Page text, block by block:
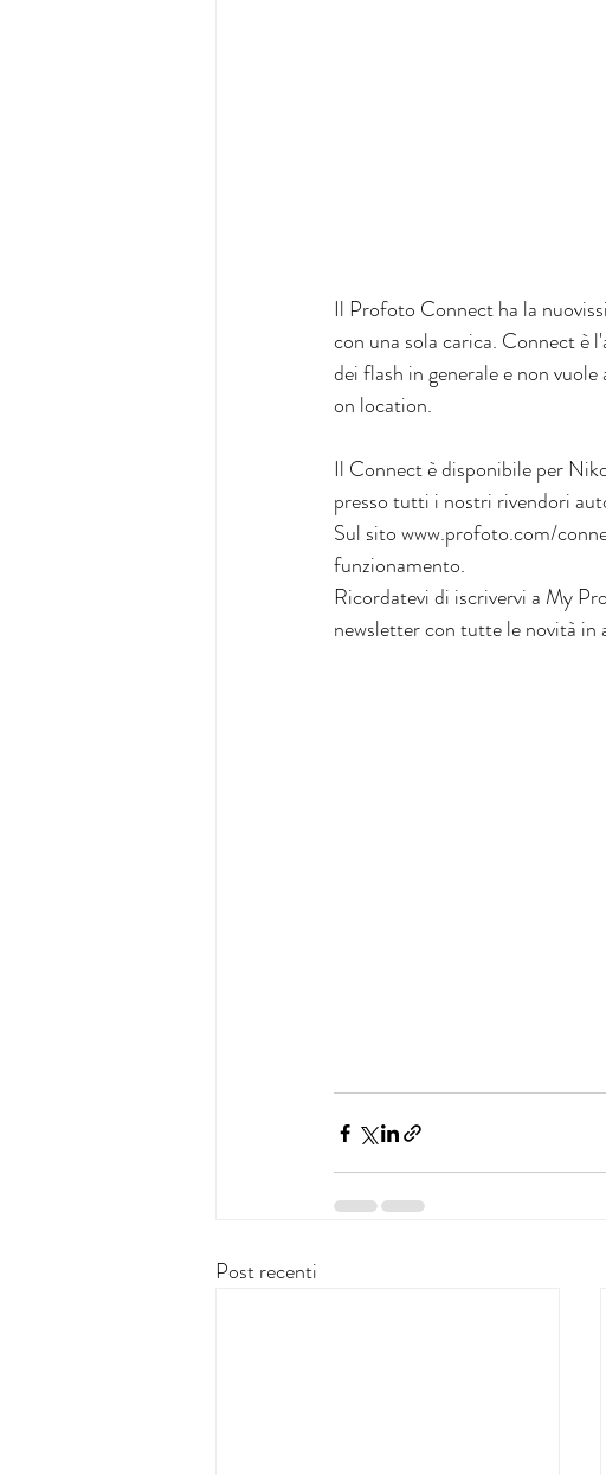
Il Profoto Connect ha la
con una sola carica. Connect è
dei flash in generale e non
on location.
Il Connect è disponibile per
presso tutti i nostri rivendori
Sul sito www.profoto.com/
funzionamento.
Ricordatevi di iscrivervi a My
newsletter con tutte le novità in
Post recenti